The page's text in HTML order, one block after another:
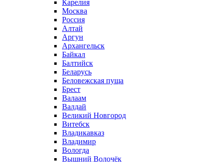
Карелия
Москва
Россия
Алтай
Аргун
Архангельск
Байкал
Балтийск
Беларусь
Беловежская пуща
Брест
Валаам
Валдай
Великий Новгород
Витебск
Владикавказ
Владимир
Вологда
Вышний Волочёк